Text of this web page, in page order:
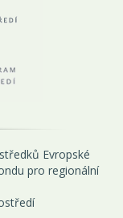
Evropské
pro regionální